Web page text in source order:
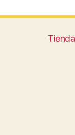
Tienda